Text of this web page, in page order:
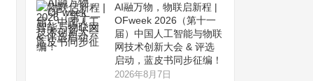
AI融万物，物联启新程 |
OFweek 2026（第十一
届）中国人工智能与物联
网技术创新大会 & 评选
启动，蓝皮书同步征编！
2026年8月7日